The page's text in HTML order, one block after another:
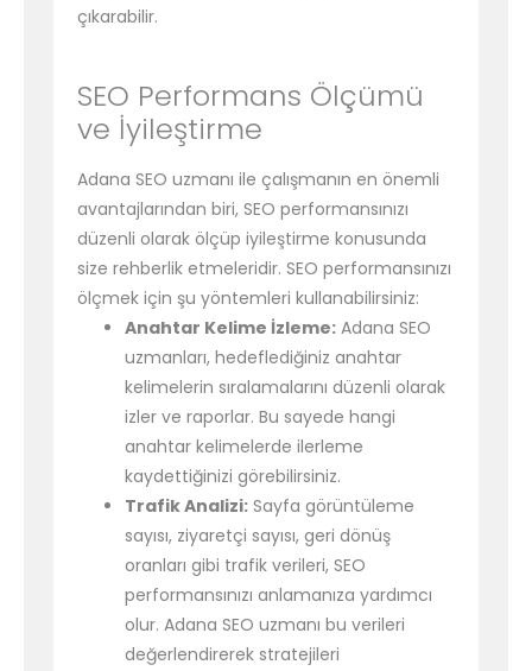
çıkarabilir.
SEO Performans Ölçümü
ve İyileştirme
Adana SEO uzmanı ile çalışmanın en önemli
avantajlarından biri, SEO performansınızı
düzenli olarak ölçüp iyileştirme konusunda
size rehberlik etmeleridir. SEO performansınızı
ölçmek için şu yöntemleri kullanabilirsiniz:
Anahtar Kelime İzleme: Adana SEO
uzmanları, hedeflediğiniz anahtar
kelimelerin sıralamalarını düzenli olarak
izler ve raporlar. Bu sayede hangi
anahtar kelimelerde ilerleme
kaydettiğinizi görebilirsiniz.
Trafik Analizi: Sayfa görüntüleme
sayısı, ziyaretçi sayısı, geri dönüş
oranları gibi trafik verileri, SEO
performansınızı anlamanıza yardımcı
olur. Adana SEO uzmanı bu verileri
değerlendirerek stratejileri